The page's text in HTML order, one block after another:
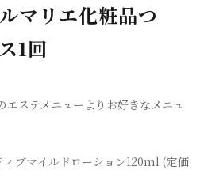
マリエ化粧品つ
1回
エステメニューよりお好きなメニュ
ィブマイルドローション120ml (定価